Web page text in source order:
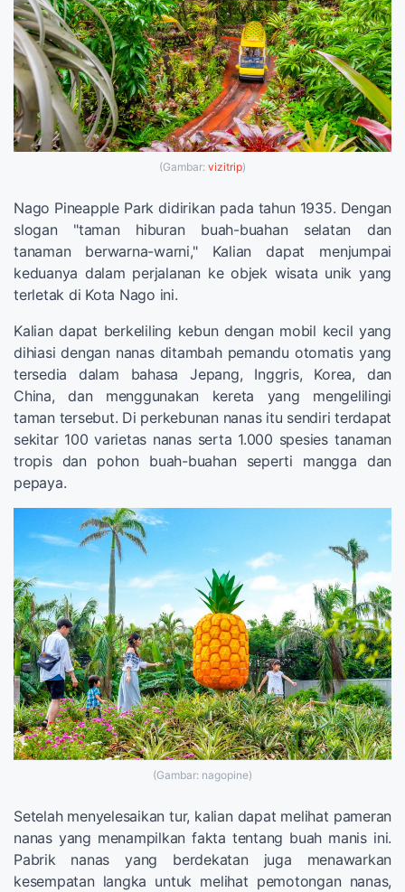
(Gambar: vizitrip)
Nago Pineapple Park didirikan pada tahun 1935. Dengan
slogan "taman hiburan buah-buahan selatan dan
tanaman berwarna-warni," Kalian dapat menjumpai
keduanya dalam perjalanan ke objek wisata unik yang
terletak di Kota Nago ini.
Kalian dapat berkeliling kebun dengan mobil kecil yang
dihiasi dengan nanas ditambah pemandu otomatis yang
tersedia dalam bahasa Jepang, Inggris, Korea, dan
China, dan menggunakan kereta yang mengelilingi
taman tersebut. Di perkebunan nanas itu sendiri terdapat
sekitar 100 varietas nanas serta 1.000 spesies tanaman
tropis dan pohon buah-buahan seperti mangga dan
pepaya.
(Gambar: nagopine)
Setelah menyelesaikan tur, kalian dapat melihat pameran
nanas yang menampilkan fakta tentang buah manis ini.
Pabrik nanas yang berdekatan juga menawarkan
kesempatan langka untuk melihat pemotongan nanas,